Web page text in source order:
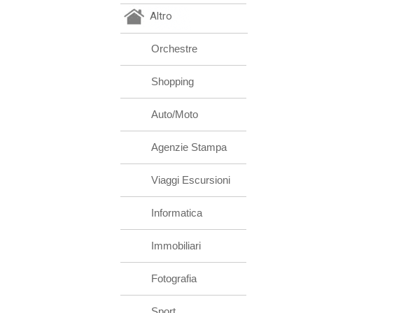
Altro
Orchestre
Shopping
Auto/Moto
Agenzie Stampa
Viaggi Escursioni
Informatica
Immobiliari
Fotografia